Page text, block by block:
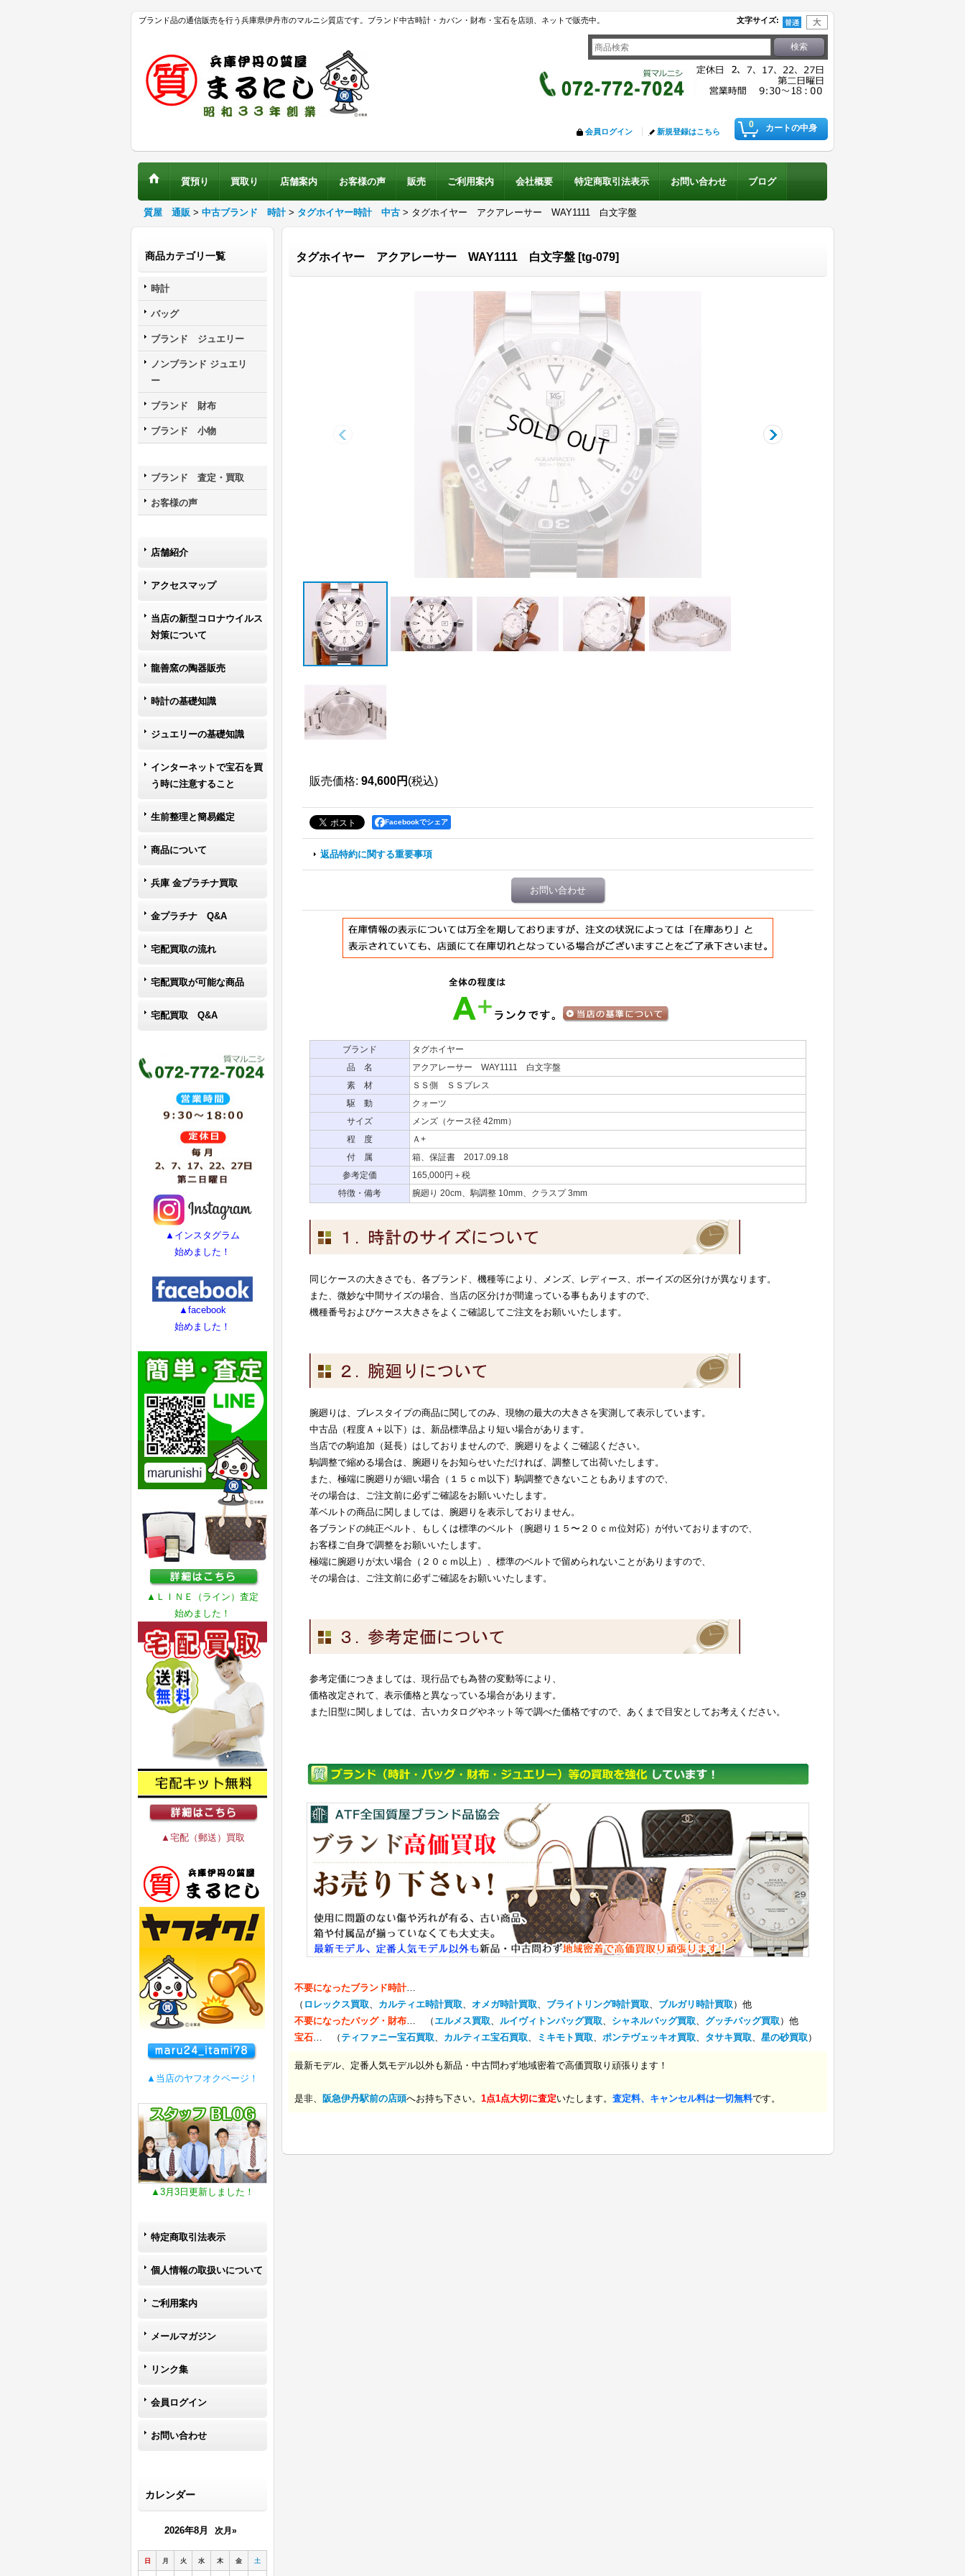
ブランド品の通信販売を行う兵庫県伊丹市のマルニシ質店です。ブランド中古時計・カバン・財布・宝石を店頭、ネットで販売中。 文字サイズ:
0 カートの中身
会員ログイン 新規登録はこちら
質預り 買取り 店舗案内 お客様の声 販売 ご利用案内 会社概要 特定商取引法表示 お問い合わせ ブログ
質屋 通販 > 中古ブランド 時計 > タグホイヤー時計 中古 > タグホイヤー アクアレーサー WAY1111 白文字盤
商品カテゴリ一覧
時計
バッグ
ブランド ジュエリー
ノンブランド ジュエリ
ー
ブランド 財布
ブランド 小物
ブランド 査定・買取
お客様の声
店舗紹介
アクセスマップ
当店の新型コロナウイルス
対策について
龍善窯の陶器販売
時計の基礎知識
ジュエリーの基礎知識
インターネットで宝石を買
う時に注意すること
生前整理と簡易鑑定
商品について
兵庫 金プラチナ買取
金プラチナ Q&A
宅配買取の流れ
宅配買取が可能な商品
宅配買取 Q&A
▲インスタグラム
始めました！
▲facebook
始めました！
▲ＬＩＮＥ（ライン）査定
始めました！
▲宅配（郵送）買取
▲当店のヤフオクページ！
▲3月3日更新しました！
特定商取引法表示
個人情報の取扱いについて
ご利用案内
メールマガジン
リンク集
会員ログイン
お問い合わせ
カレンダー
2026年8月 次月»
日 月 火 水 木 金 土
タグホイヤー アクアレーサー WAY1111 白文字盤 [tg-079]
販売価格: 94,600円 (税込)
Facebookでシェア
返品特約に関する重要事項
お問い合わせ
ブランド
タグホイヤー
品 名
アクアレーサー WAY1111 白文字盤
素 材
ＳＳ側 ＳＳブレス
駆 動
クォーツ
サイズ
メンズ（ケース径 42mm）
程 度
Ａ+
付 属
箱、保証書 2017.09.18
参考定価
165,000円＋税
特徴・備考
腕廻り 20cm、駒調整 10mm、クラスプ 3mm
同じケースの大きさでも、各ブランド、機種等により、メンズ、レディース、ボーイズの区分けが異なります。
また、微妙な中間サイズの場合、当店の区分けが間違っている事もありますので、
機種番号およびケース大きさをよくご確認してご注文をお願いいたします。
腕廻りは、ブレスタイプの商品に関してのみ、現物の最大の大きさを実測して表示しています。
中古品（程度Ａ＋以下）は、新品標準品より短い場合があります。
当店での駒追加（延長）はしておりませんので、腕廻りをよくご確認ください。
駒調整で縮める場合は、腕廻りをお知らせいただければ、調整して出荷いたします。
また、極端に腕廻りが細い場合（１５ｃｍ以下）駒調整できないこともありますので、
その場合は、ご注文前に必ずご確認をお願いいたします。
革ベルトの商品に関しましては、腕廻りを表示しておりません。
各ブランドの純正ベルト、もしくは標準のベルト（腕廻り１５〜２０ｃｍ位対応）が付いておりますので、
お客様ご自身で調整をお願いいたします。
極端に腕廻りが太い場合（２０ｃｍ以上）、標準のベルトで留められないことがありますので、
その場合は、ご注文前に必ずご確認をお願いいたします。
参考定価につきましては、現行品でも為替の変動等により、
価格改定されて、表示価格と異なっている場合があります。
また旧型に関しましては、古いカタログやネット等で調べた価格ですので、あくまで目安としてお考えください。
不要になったブランド時計…
（ ロレックス買取、 カルティエ時計買取、 オメガ時計買取、 ブライトリング時計買取、 ブルガリ時計買取 ）他
不要になったバッグ・財布… （ エルメス買取、 ルイヴィトンバッグ買取、 シャネルバッグ買取、 グッチバッグ買取 ）他
宝石… （ティファニー宝石買取、 カルティエ宝石買取、 ミキモト買取、 ポンテヴェッキオ買取、 タサキ買取、 星の砂買取 ）
最新モデル、定番人気モデル以外も新品・中古問わず地域密着で高価買取り頑張ります！
是非、 阪急伊丹駅前の店頭へお持ち下さい。 1点1点大切に査定いたします。 査定料、キャンセル料は一切無料です。